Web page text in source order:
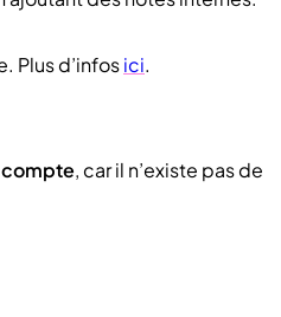
Plus d’infosici.
compte, car il n’existe pas de